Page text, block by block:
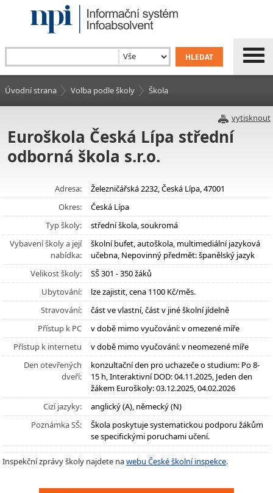
Úvodní strana Volba podle školy Škola
vytisknout
Euroškola Česká Lípa střední
odborná škola s.r.o.
Adresa:
Železničářská 2232, Česká Lípa, 47001
Okres:
Česká Lípa
Typ školy:
střední škola, soukromá
Vybavení školy a její
nabídka:
školní bufet, autoškola, multimediální jazyková
učebna, Nepovinný předmět: španělský jazyk
Velikost školy:
SŠ 301 - 350 žáků
Ubytování:
lze zajistit, cena 1100 Kč/měs.
Stravování:
část ve vlastní, část v jiné školní jídelně
Přístup k PC
v době mimo vyučování: v omezené míře
Přístup k internetu
v době mimo vyučování: v neomezené míře
Den otevřených
dveří:
konzultační den pro uchazeče o studium: Po 8-
15 h, Interaktivní DOD: 04.11.2025, Jeden den
žákem Euroškoly: 03.12.2025, 04.02.2026
Cizí jazyky:
anglický (A), německý (N)
Poznámka SŠ:
Škola poskytuje systematickou podporu žákům
se specifickými poruchami učení.
Inspekční zprávy školy najdete nawebu České školní inspekce.